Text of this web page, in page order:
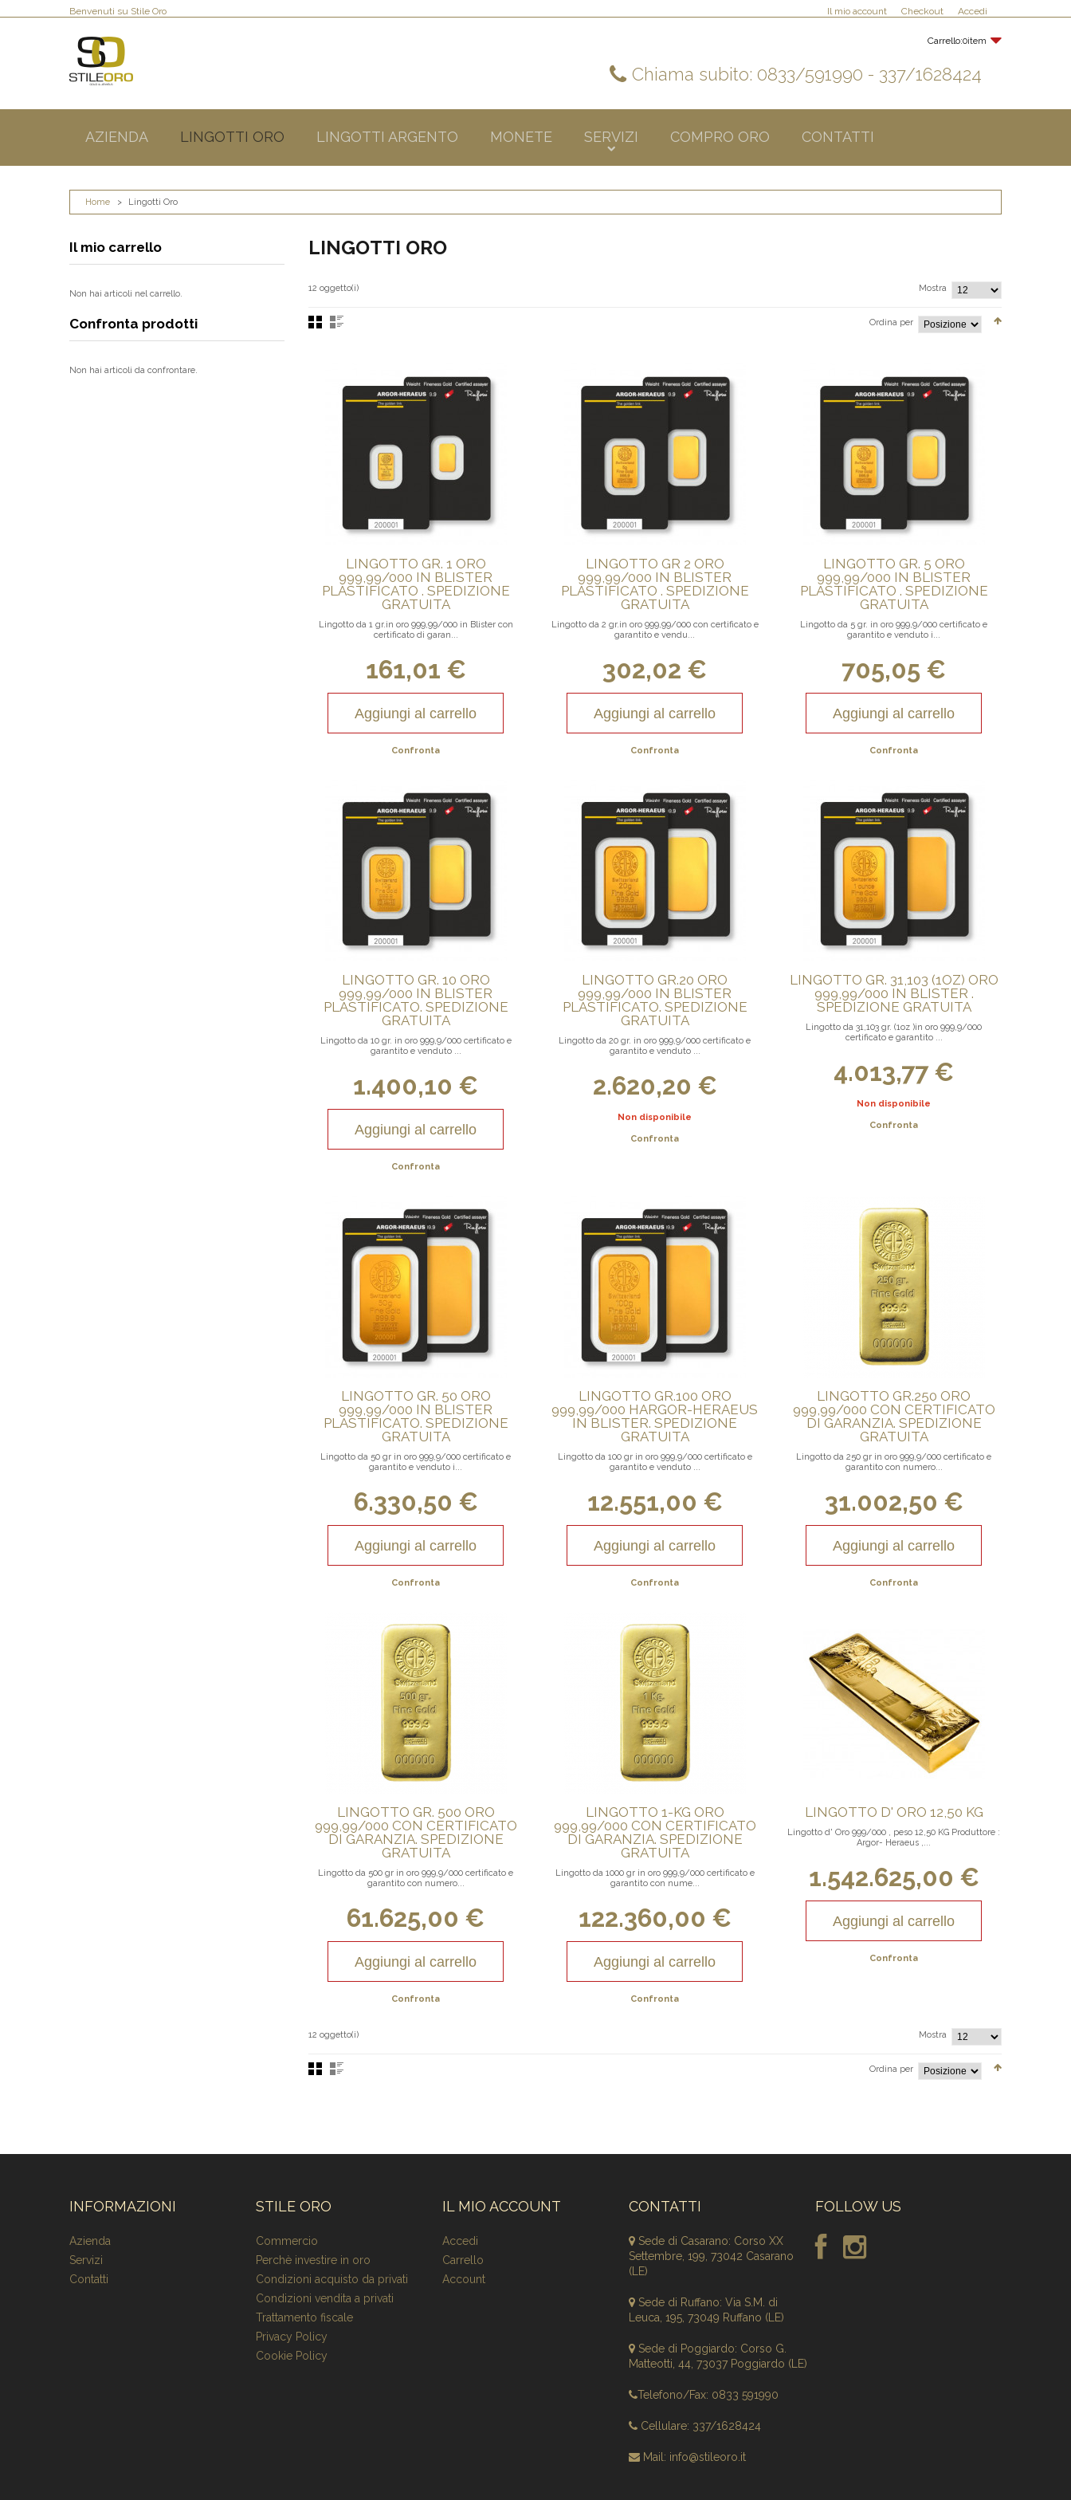
Benvenuti su Stile Oro Il mio account Checkout Accedi
Carrello:0item
Chiama subito: 0833/591990 - 337/1628424
AZIENDA LINGOTTI ORO LINGOTTI ARGENTO MONETE SERVIZI COMPRO ORO CONTATTI
Home > Lingotti Oro
LINGOTTI ORO
12 oggetto(i) Mostra
Ordina per
LINGOTTO GR. 1 ORO
999,99/000 IN BLISTER
PLASTIFICATO . SPEDIZIONE
GRATUITA
Lingotto da 1 gr.in oro 999,99/000 in Blister con
certificato di garan...
161,01 €
Aggiungi al carrello
Confronta
LINGOTTO GR 2 ORO
999,99/000 IN BLISTER
PLASTIFICATO . SPEDIZIONE
GRATUITA
Lingotto da 2 gr.in oro 999,99/000 con certificato e
garantito e vendu...
302,02 €
Aggiungi al carrello
Confronta
LINGOTTO GR. 5 ORO
999,99/000 IN BLISTER
PLASTIFICATO . SPEDIZIONE
GRATUITA
Lingotto da 5 gr. in oro 999,9/000 certificato e
garantito e venduto i...
705,05 €
Aggiungi al carrello
Confronta
LINGOTTO GR. 10 ORO
999,99/000 IN BLISTER
PLASTIFICATO. SPEDIZIONE
GRATUITA
Lingotto da 10 gr. in oro 999,9/000 certificato e
garantito e venduto ...
1.400,10 €
Aggiungi al carrello
Confronta
LINGOTTO GR.20 ORO
999,99/000 IN BLISTER
PLASTIFICATO. SPEDIZIONE
GRATUITA
Lingotto da 20 gr. in oro 999,9/000 certificato e
garantito e venduto ...
2.620,20 €
Non disponibile
Confronta
LINGOTTO GR. 31,103 (1OZ) ORO
999,99/000 IN BLISTER .
SPEDIZIONE GRATUITA
Lingotto da 31,103 gr. (1oz )in oro 999,9/000
certificato e garantito ...
4.013,77 €
Non disponibile
Confronta
LINGOTTO GR. 50 ORO
999,99/000 IN BLISTER
PLASTIFICATO. SPEDIZIONE
GRATUITA
Lingotto da 50 gr in oro 999,9/000 certificato e
garantito e venduto i...
6.330,50 €
Aggiungi al carrello
Confronta
LINGOTTO GR.100 ORO
999,99/000 HARGOR-HERAEUS
IN BLISTER. SPEDIZIONE
GRATUITA
Lingotto da 100 gr in oro 999,9/000 certificato e
garantito e venduto ...
12.551,00 €
Aggiungi al carrello
Confronta
LINGOTTO GR.250 ORO
999,99/000 CON CERTIFICATO
DI GARANZIA. SPEDIZIONE
GRATUITA
Lingotto da 250 gr in oro 999,9/000 certificato e
garantito con numero...
31.002,50 €
Aggiungi al carrello
Confronta
LINGOTTO GR. 500 ORO
999,99/000 CON CERTIFICATO
DI GARANZIA. SPEDIZIONE
GRATUITA
Lingotto da 500 gr in oro 999,9/000 certificato e
garantito con numero...
61.625,00 €
Aggiungi al carrello
Confronta
LINGOTTO 1-KG ORO
999,99/000 CON CERTIFICATO
DI GARANZIA. SPEDIZIONE
GRATUITA
Lingotto da 1000 gr in oro 999,9/000 certificato e
garantito con nume...
122.360,00 €
Aggiungi al carrello
Confronta
LINGOTTO D' ORO 12,50 KG
Lingotto d' Oro 999/000 , peso 12,50 KG Produttore :
Argor- Heraeus ,...
1.542.625,00 €
Aggiungi al carrello
Confronta
12 oggetto(i) Mostra
Ordina per
Il mio carrello
Non hai articoli nel carrello.
Confronta prodotti
Non hai articoli da confrontare.
INFORMAZIONI
Azienda
Servizi
Contatti
STILE ORO
Commercio
Perchè investire in oro
Condizioni acquisto da privati
Condizioni vendita a privati
Trattamento fiscale
Privacy Policy
Cookie Policy
IL MIO ACCOUNT
Accedi
Carrello
Account
CONTATTI
Sede di Casarano: Corso XX
Settembre, 199, 73042 Casarano
(LE)
Sede di Ruffano: Via S.M. di
Leuca, 195, 73049 Ruffano (LE)
Sede di Poggiardo: Corso G.
Matteotti, 44, 73037 Poggiardo (LE)
Telefono/Fax: 0833 591990
Cellulare: 337/1628424
Mail: info@stileoro.it
FOLLOW US